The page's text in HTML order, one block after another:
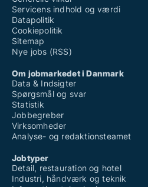
Servicens indhold og værdi
Datapolitik
Cookiepolitik
Sitemap
Nye jobs (RSS)
Om jobmarkedet i Danmark
Data & Indsigter
Spørgsmål og svar
Statistik
Jobbegreber
Virksomheder
Analyse- og redaktionsteamet
Jobtyper
Detail, restauration og hotel
Industri, håndværk og teknik